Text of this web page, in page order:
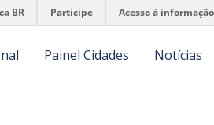
BR Participe Acesso à informação
Painel Cidades Notícias